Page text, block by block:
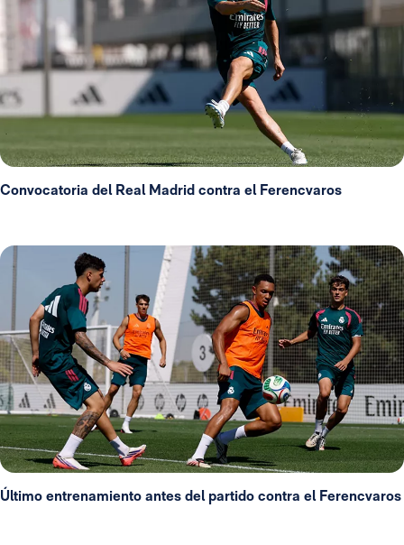
Convocatoria del Real Madrid contra el Ferencvaros
Último entrenamiento antes del partido contra el Ferencvaros